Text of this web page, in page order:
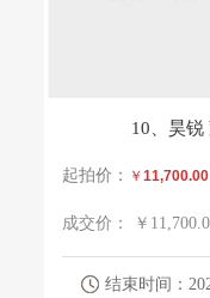
10、昊锐
起拍价： ￥ 11,700.00
成交价： ￥
结束时间：